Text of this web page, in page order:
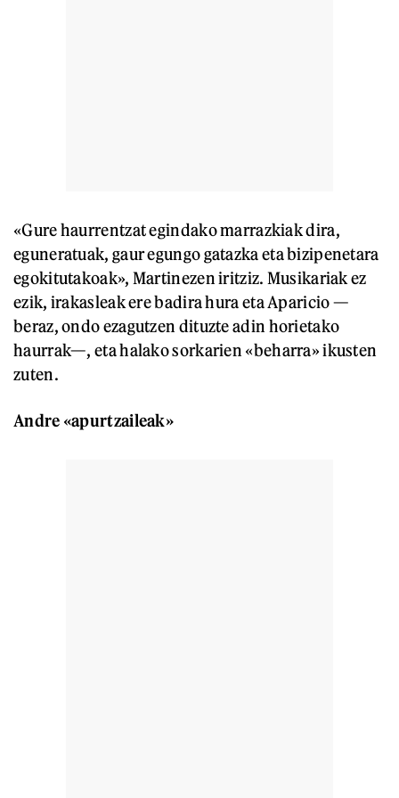
«Gure haurrentzat egindako marrazkiak dira,
eguneratuak, gaur egungo gatazka eta bizipenetara
egokitutakoak», Martinezen iritziz. Musikariak ez
ezik, irakasleak ere badira hura eta Aparicio —
beraz, ondo ezagutzen dituzte adin horietako
haurrak—, eta halako sorkarien «beharra» ikusten
zuten.
Andre «apurtzaileak»